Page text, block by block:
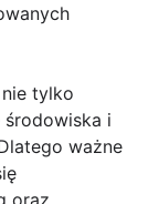
tylko
środowiska i
ważne
oraz